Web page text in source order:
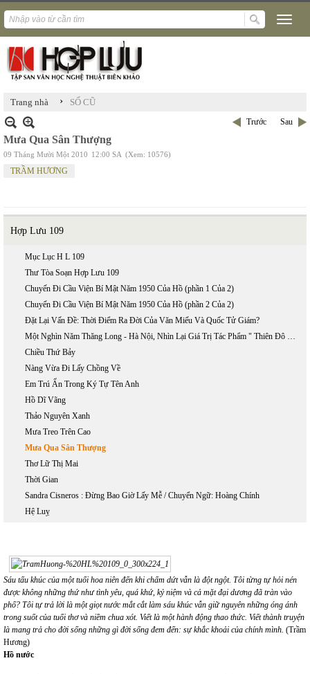
Trang nhà › SỐ CŨ
Trước Sau
Mưa Qua Sân Thượng
09 Tháng Mười Một 2010 12:00 SA (Xem: 10576)
TRẦM HƯƠNG
Hợp Lưu 109
Mục Lục H L 109
Thư Tòa Soạn Hợp Lưu 109
Chuyến Đi Cầu Viện Bí Mật Năm 1950 Của Hồ (phần 1 Của 2)
Chuyến Đi Cầu Viện Bí Mật Năm 1950 Của Hồ (phần 2 Của 2)
Đặt Lại Vấn Đề: Thời Điểm Ra Đời Của Văn Miếu Và Quốc Tử Giám?
Một Nghìn Năm Thăng Long - Hà Nội, Nhìn Lại Giá Trị Tác Phẩm " Thiên Đô Chiếu" Của Thái Tổ Lý Công Uẩn
Chiều Thứ Bảy
Nàng Vừa Đi Lấy Chồng Về
Em Trú Ẩn Trong Ký Tự Tên Anh
Hồ Dĩ Vãng
Thảo Nguyên Xanh
Mưa Treo Trên Cao
Mưa Qua Sân Thượng
Thơ Lữ Thị Mai
Thời Gian
Sandra Cisneros : Đừng Bao Giờ Lấy Mễ / Chuyển Ngữ: Hoàng Chính
Hệ Luỵ
Sáu tấu khúc của một tuổi hoa niên đến khi chấm dứt vẫn là đột ngột. Tôi từng tự hỏi nén
được không những thứ như tình yêu, quá khứ, kỷ niệm và cả mặt đại dương đã tràn vào
phố? Tôi tự trả lời là một giọt nước mắt cắt làm sáu khúc vẫn giữ nguyên những óng ánh
trong suốt của tuổi thơ và niềm chua xót. Viết là một hành động thao thức. Viết thành truyện
là mang trả cho đời sống những gì đời sống đem đến: sự khắc khoải của chính mình. (Trầm
Hương)
Hồ nước